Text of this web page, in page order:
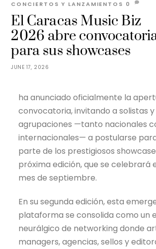
JUNE 17, 2026
El Caracas Music Biz
2026 abre
para sus showcases
CONCIERTOS Y LANZAMIENTOS 0
ha anunciado oficialmente la
convocatoria, invitando a solistas y
agrupaciones —tanto nacionales
internacionales— a postularse
parte de los prestigiosos
próxima edición, que se celebrará
mes de septiembre.
En su segunda edición, esta
plataforma se consolida como un
neurálgico de networking donde
managers, agencias, sellos y